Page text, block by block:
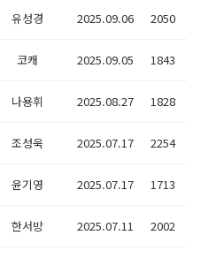
유성경 2025.09.06 2050
코캐 2025.09.05 1843
나용휘 2025.08.27 1828
조성욱 2025.07.17 2254
윤기영 2025.07.17 1713
한서방 2025.07.11 2002